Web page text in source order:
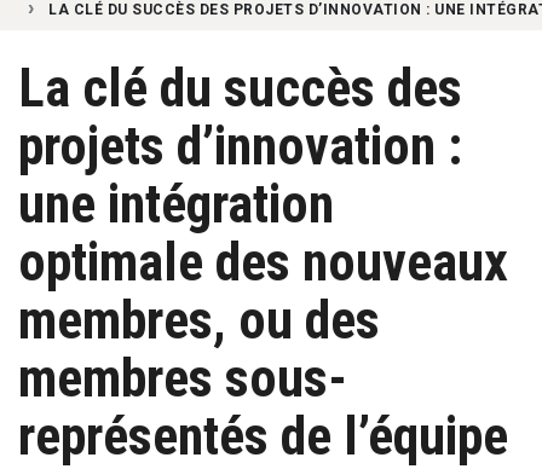
LA CLÉ DU SUCCÈS DES PROJETS D’INNOVATION : UNE
La clé du succès des
projets d’innovation :
une intégration
optimale des nouveaux
membres, ou des
membres sous-
représentés de l’équipe